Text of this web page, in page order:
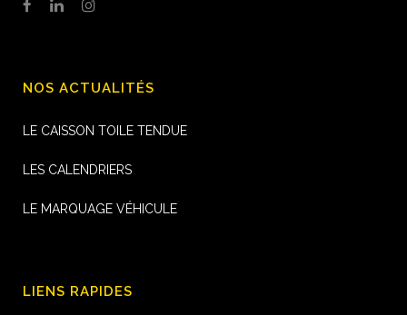
NOS ACTUALITÉS
LE CAISSON TOILE TENDUE
LES CALENDRIERS
LE MARQUAGE VÉHICULE
LIENS RAPIDES